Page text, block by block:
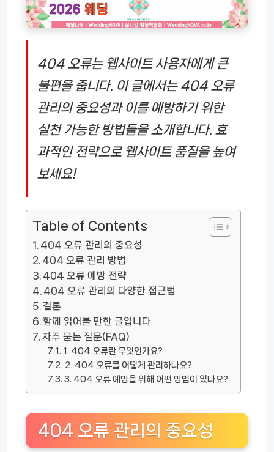
404 오류는 웹사이트 사용자에게 큰
불편을 줍니다. 이 글에서는 404 오류
관리의 중요성과 이를 예방하기 위한
실천 가능한 방법들을 소개합니다. 효
과적인 전략으로 웹사이트 품질을 높여
보세요!
Table of Contents
404 오류 관리의 중요성
404 오류 관리 방법
404 오류 예방 전략
404 오류 관리의 다양한 접근법
결론
함께 읽어볼 만한 글입니다
자주 묻는 질문(FAQ)
1. 404 오류란 무엇인가요?
2. 404 오류를 어떻게 관리하나요?
3. 404 오류 예방을 위해 어떤 방법이 있나요?
404 오류 관리의 중요성